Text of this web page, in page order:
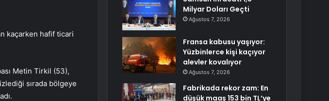
kaçarken hafif ticari
Metin Tirkil (53),
sırada bölgeye
Milyar Doları Geçti
Ağustos 7, 2026
Fransa kabusu yaşıyor:
Yüzbinlerce kişi kaçıyor
alevler kovalıyor
Ağustos 7, 2026
Fabrikada rekor zam: En
düşük maaş 153 bin TL’ye